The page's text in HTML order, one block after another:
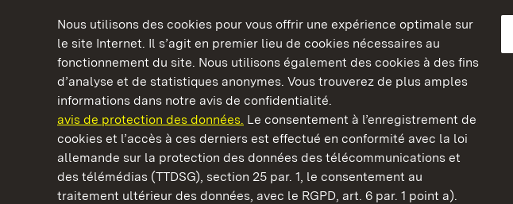
Nous utilisons des cookies pour vous offrir une expérience optimale sur
le site Internet. Il s’agit en premier lieu de cookies nécessaires au
fonctionnement du site. Nous utilisons également des cookies à des fins
d’analyse et de statistiques anonymes. Vous trouverez de plus amples
informations dans notre avis de confidentialité.
avis de protection des données. Le consentement à l’enregistrement de
cookies et l’accès à ces derniers est effectué en conformité avec la loi
allemande sur la protection des données des télécommunications et
des télémédias (TTDSG), section 25 par. 1, le consentement au
traitement ultérieur des données, avec le RGPD, art. 6 par. 1 point a).
Châteaux et jardins publics du Bade-Wurtemberg
Château résidentiel de Ludwigsburg